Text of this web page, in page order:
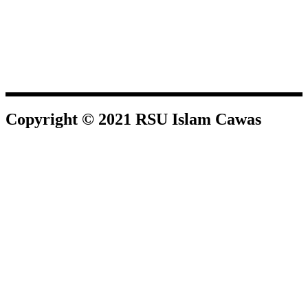
Copyright © 2021 RSU Islam Cawas